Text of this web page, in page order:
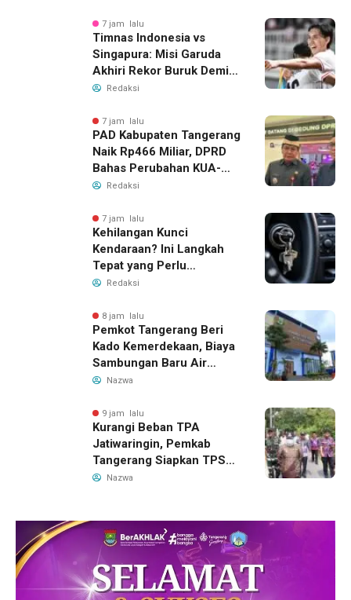
7 jam lalu
Timnas Indonesia vs
Singapura: Misi Garuda
Akhiri Rekor Buruk Demi
Tiket Semifinal Piala AFF
Redaksi
7 jam lalu
PAD Kabupaten Tangerang
Naik Rp466 Miliar, DPRD
Bahas Perubahan KUA-
PPAS 2026
Redaksi
7 jam lalu
Kehilangan Kunci
Kendaraan? Ini Langkah
Tepat yang Perlu
Dilakukan
Redaksi
8 jam lalu
Pemkot Tangerang Beri
Kado Kemerdekaan, Biaya
Sambungan Baru Air
Bersih Dipangkas Jadi
Nazwa
9 jam lalu
Kurangi Beban TPA
Jatiwaringin, Pemkab
Tangerang Siapkan TPS3R
Baru di Tigaraksa
Nazwa